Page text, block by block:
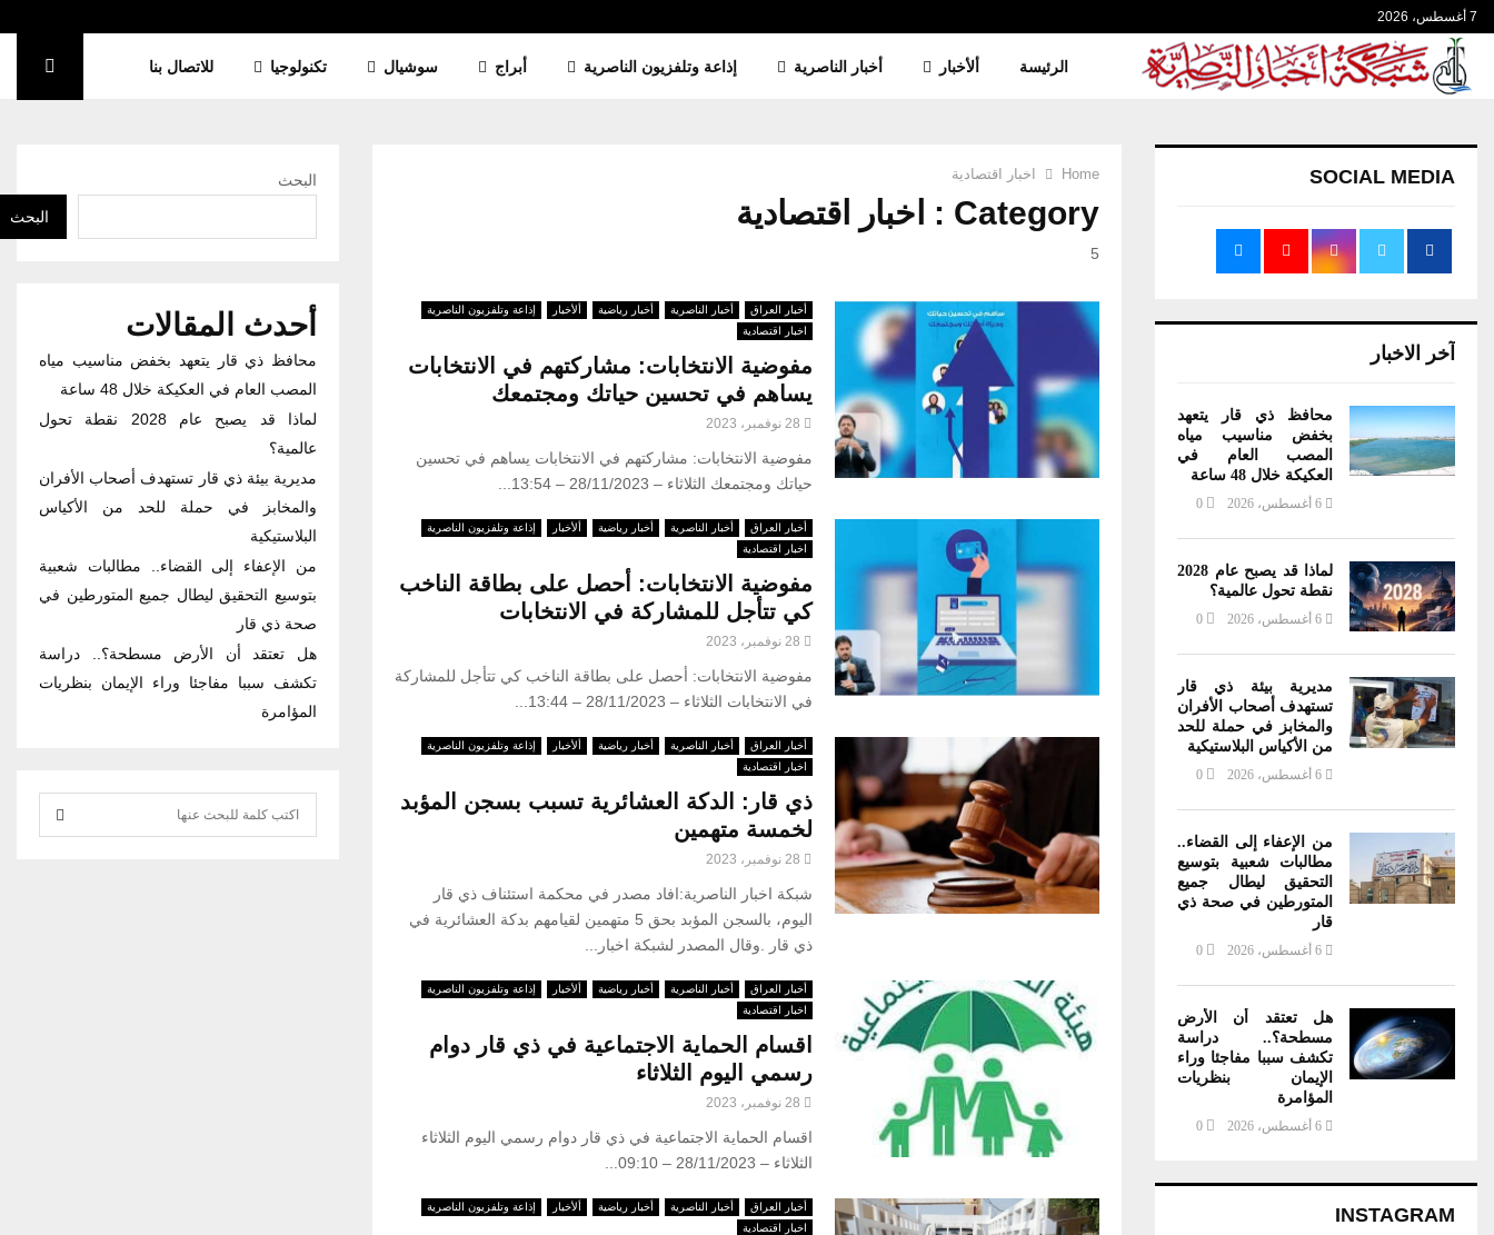
7 أغسطس، 2026
الرئيسة ألأخبار أخبار الناصرية إذاعة وتلفزيون الناصرية أبراج سوشيال تكنولوجيا للاتصال بنا
Home اخبار اقتصادية
Category : اخبار اقتصادية
5
أخبار العراق أخبار الناصرية أخبار رياضية ألأخبار
إذاعة وتلفزيون الناصرية
اخبار اقتصادية
مفوضية الانتخابات: مشاركتهم في الانتخابات
يساهم في تحسين حياتك ومجتمعك
28 نوفمبر، 2023
مفوضية الانتخابات: مشاركتهم في الانتخابات يساهم في تحسين
حياتك ومجتمعك الثلاثاء – 28/11/2023 – 13:54...
أخبار العراق أخبار الناصرية أخبار رياضية ألأخبار
إذاعة وتلفزيون الناصرية
اخبار اقتصادية
مفوضية الانتخابات: أحصل على بطاقة الناخب
كي تتأجل للمشاركة في الانتخابات
28 نوفمبر، 2023
مفوضية الانتخابات: أحصل على بطاقة الناخب كي تتأجل للمشاركة
في الانتخابات الثلاثاء – 28/11/2023 – 13:44...
أخبار العراق أخبار الناصرية أخبار رياضية ألأخبار
إذاعة وتلفزيون الناصرية
اخبار اقتصادية
ذي قار: الدكة العشائرية تسبب بسجن المؤبد
لخمسة متهمين
28 نوفمبر، 2023
شبكة اخبار الناصرية:افاد مصدر في محكمة استئناف ذي قار
اليوم، بالسجن المؤبد بحق 5 متهمين لقيامهم بدكة العشائرية في
ذي قار .وقال المصدر لشبكة اخبار...
أخبار العراق أخبار الناصرية أخبار رياضية ألأخبار
إذاعة وتلفزيون الناصرية
اخبار اقتصادية
اقسام الحماية الاجتماعية في ذي قار دوام
رسمي اليوم الثلاثاء
28 نوفمبر، 2023
اقسام الحماية الاجتماعية في ذي قار دوام رسمي اليوم الثلاثاء
الثلاثاء – 28/11/2023 – 09:10...
أخبار العراق أخبار الناصرية أخبار رياضية ألأخبار
إذاعة وتلفزيون الناصرية
اخبار اقتصادية
SOCIAL MEDIA
آخر الاخبار
محافظ ذي قار يتعهد
بخفض مناسيب مياه
المصب العام في
العكيكة خلال 48 ساعة
6 أغسطس، 2026 0
لماذا قد يصبح عام 2028
نقطة تحول عالمية؟
6 أغسطس، 2026 0
مديرية بيئة ذي قار
تستهدف أصحاب الأفران
والمخابز في حملة للحد
من الأكياس البلاستيكية
6 أغسطس، 2026 0
من الإعفاء إلى القضاء..
مطالبات شعبية بتوسيع
التحقيق ليطال جميع
المتورطين في صحة ذي
قار
6 أغسطس، 2026 0
هل تعتقد أن الأرض
مسطحة؟.. دراسة
تكشف سببا مفاجئا وراء
الإيمان بنظريات
المؤامرة
6 أغسطس، 2026 0
INSTAGRAM
البحث
البحث
أحدث المقالات
محافظ ذي قار يتعهد بخفض مناسيب مياه
المصب العام في العكيكة خلال 48 ساعة
لماذا قد يصبح عام 2028 نقطة تحول
عالمية؟
مديرية بيئة ذي قار تستهدف أصحاب الأفران
والمخابز في حملة للحد من الأكياس
البلاستيكية
من الإعفاء إلى القضاء.. مطالبات شعبية
بتوسيع التحقيق ليطال جميع المتورطين في
صحة ذي قار
هل تعتقد أن الأرض مسطحة؟.. دراسة
تكشف سببا مفاجئا وراء الإيمان بنظريات
المؤامرة
e